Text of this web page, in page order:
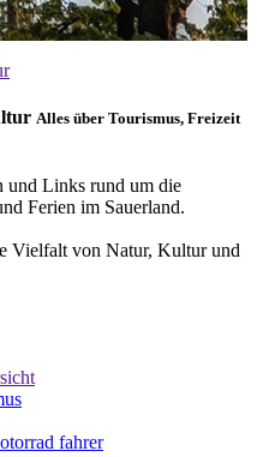
Alles über Tourismus, Freizeit
und Links rund um die
Ferien im Sauerland.
Vielfalt von Natur, Kultur und
fahrer